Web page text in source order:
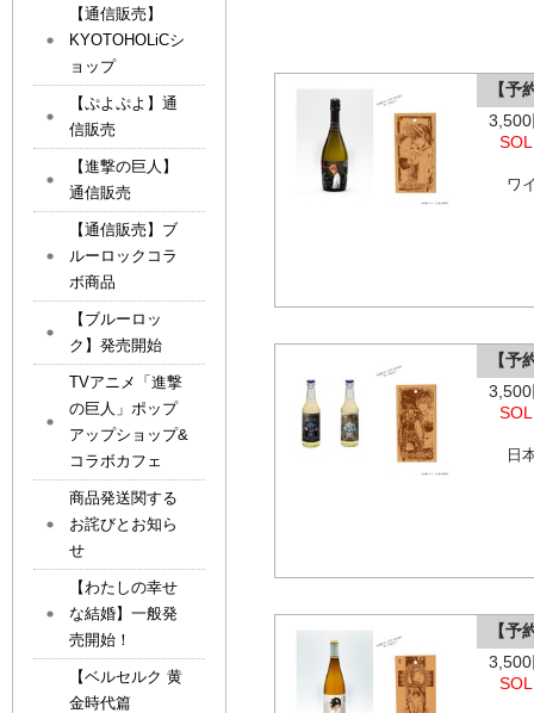
【
ワ
【
日
【
【通信販売】
KYOTOHOLiCシ
ョップ
【ぷよぷよ】通
信販売
【進撃の巨人】
通信販売
【通信販売】ブ
ルーロックコラ
ボ商品
【ブルーロッ
ク】発売開始
TVアニメ「進撃
の巨人」ポップ
アップショップ&
コラボカフェ
商品発送関する
お詫びとお知ら
せ
【わたしの幸せ
な結婚】一般発
売開始！
【ベルセルク 黄
金時代篇